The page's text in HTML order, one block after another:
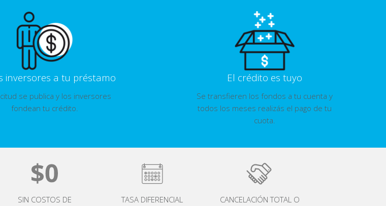
inversores a tu préstamo
se publica y los inversores
fondean tu crédito.
El crédito es tuyo
Se transfieren los fondos a tu cuenta y
todos los meses realizás el pago de tu
cuota.
SIN COSTOS DE
TASA DIFERENCIAL
CANCELACIÓN TOTAL O